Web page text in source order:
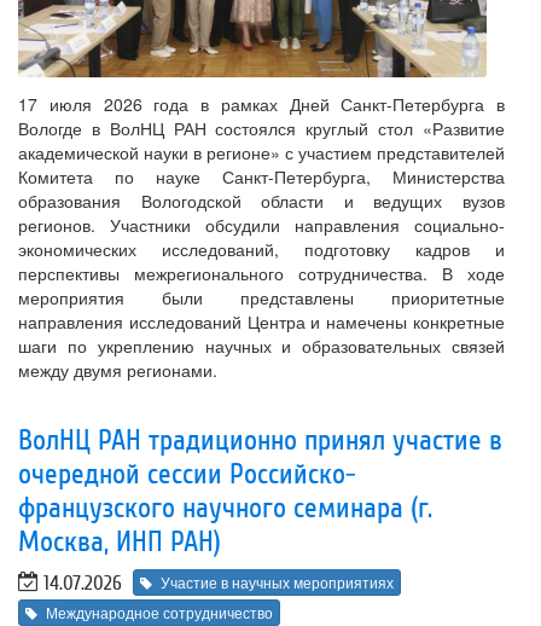
17 июля 2026 года в рамках Дней Санкт-Петербурга в
Вологде в ВолНЦ РАН состоялся круглый стол «Развитие
академической науки в регионе» с участием представителей
Комитета по науке Санкт‑Петербурга, Министерства
образования Вологодской области и ведущих вузов
регионов. Участники обсудили направления социально-
экономических исследований, подготовку кадров и
перспективы межрегионального сотрудничества. В ходе
мероприятия были представлены приоритетные
направления исследований Центра и намечены конкретные
шаги по укреплению научных и образовательных связей
между двумя регионами.
ВолНЦ РАН традиционно принял участие в
очередной сессии Российско-
французского научного семинара (г.
Москва, ИНП РАН)
14.07.2026
Участие в научных мероприятиях
Международное сотрудничество